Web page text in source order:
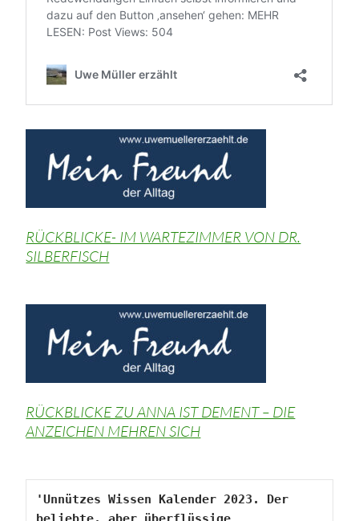
RÜCKBLICKE- IM WARTEZIMMER VON DR.
SILBERFISCH
RÜCKBLICKE ZU ANNA IST DEMENT – DIE
ANZEICHEN MEHREN SICH
'Unnützes Wissen Kalender 2023. Der